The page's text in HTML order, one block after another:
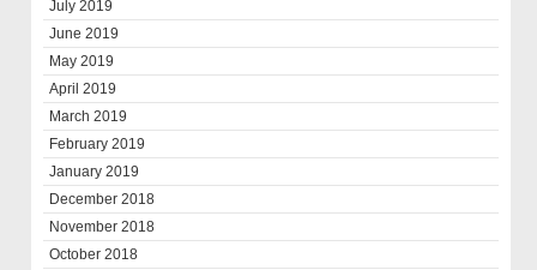
July 2019
June 2019
May 2019
April 2019
March 2019
February 2019
January 2019
December 2018
November 2018
October 2018